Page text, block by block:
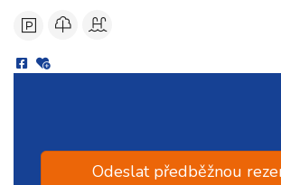
Odeslat předběžnou